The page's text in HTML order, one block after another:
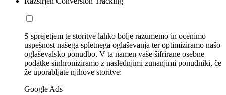
S sprejetjem te storitve lahko bolje razumemo in ocenimo
uspešnost našega spletnega oglaševanja ter optimiziramo našo
oglaševalsko ponudbo. V ta namen vaše šifrirane osebne
podatke sinhroniziramo z naslednjimi zunanjimi ponudniki, če
že uporabljate njihove storitve:
Google Ads